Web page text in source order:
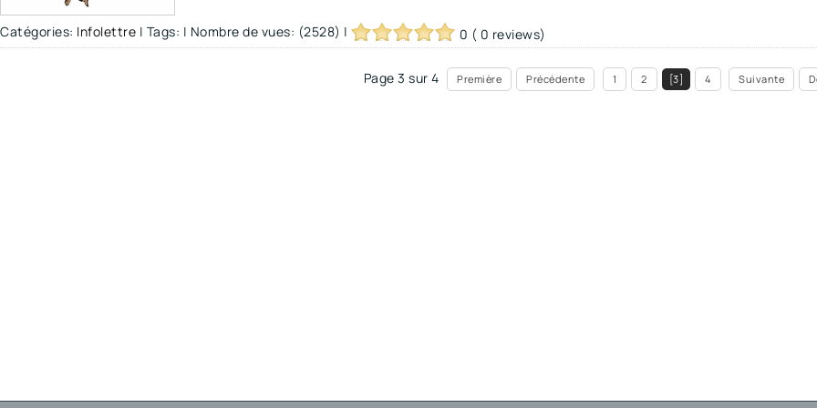
Catégories: Infolettre | Tags: | Nombre de vues: (2528) | 0 ( 0 reviews)
Page 3 sur 4 Première Précédente 1 2 [3] 4 Suivante